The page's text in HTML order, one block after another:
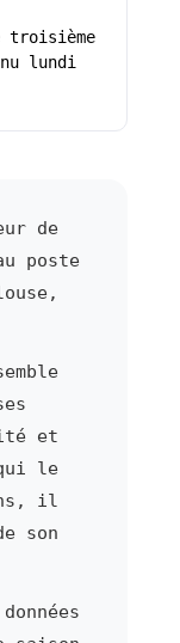
troisième
lundi
de
poste
et
le
il
son